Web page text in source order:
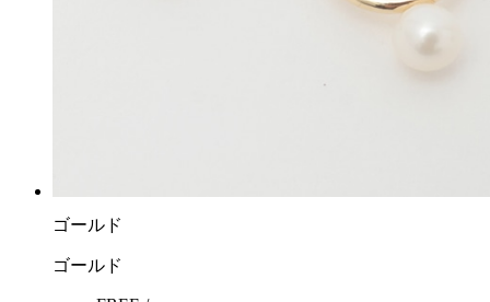
ゴールド
ゴールド